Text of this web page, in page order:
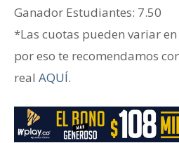
Ganador ‎Estudiantes: 7.50
*Las cuotas pueden variar
por eso te recomendamos
real AQUÍ.